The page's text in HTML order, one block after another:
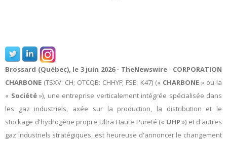
Brossard (Québec), le 3 juin 2026 - TheNewswire- CORPORATION
CHARBONE (TSXV: CH; OTCQB: CHHYF; FSE: K47) (« CHARBONE» ou la
« Société»), une entreprise verticalement intégrée spécialisée dans
les gaz industriels, axée sur la production, la distribution et le
stockage d'hydrogène propre Ultra Haute Pureté (« UHP ») et d'autres
gaz industriels stratégiques, est heureuse d'annoncer le changement